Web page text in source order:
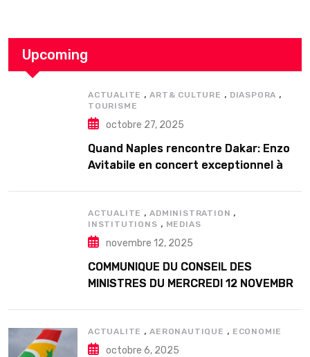
Upcoming
ACTUALITE ,ART& CULTURE , DIASPORA ,
TOURISME
octobre 27, 2025
Quand Naples rencontre Dakar: Enzo
Avitabile en concert exceptionnel à
ACTUALITE ,ADMINISTRATION ,
INSTITUTIONS , MEDIAS
novembre 12, 2025
COMMUNIQUE DU CONSEIL DES
MINISTRES DU MERCREDI 12 NOVEMBRE
ACTUALITE ,AERONAUTIQUE , ECONOMIE
octobre 6, 2025